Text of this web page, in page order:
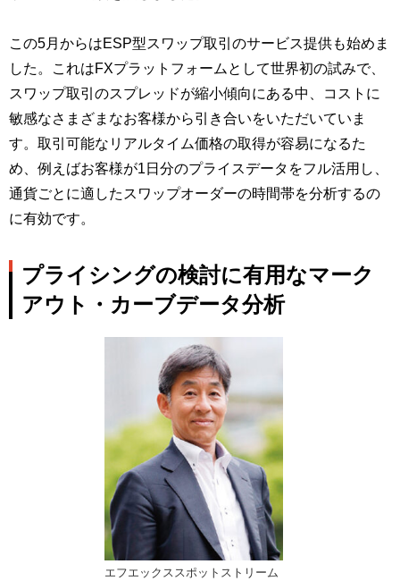
この5月からはESP型スワップ取引のサービス提供も始めま
した。これはFXプラットフォームとして世界初の試みで、
スワップ取引のスプレッドが縮小傾向にある中、コストに
敏感なさまざまなお客様から引き合いをいただいていま
す。取引可能なリアルタイム価格の取得が容易になるた
め、例えばお客様が1日分のプライスデータをフル活用し、
通貨ごとに適したスワップオーダーの時間帯を分析するの
に有効です。
プライシングの検討に有用なマーク
アウト・カーブデータ分析
エフエックススポットストリーム